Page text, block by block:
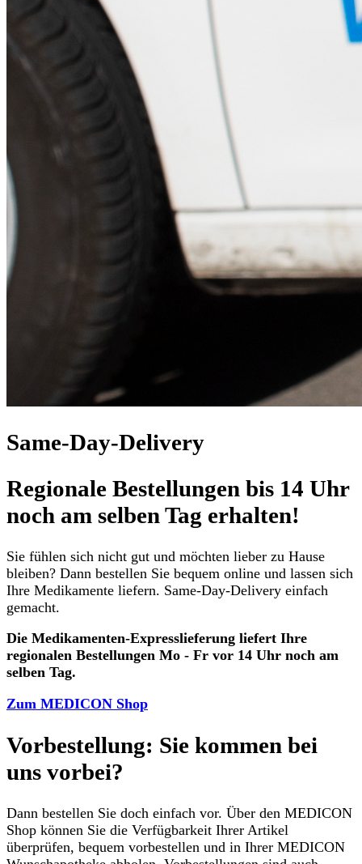
Same-Day-Delivery
Regionale Bestellungen bis 14 Uhr
noch am selben Tag erhalten!
Sie fühlen sich nicht gut und möchten lieber zu Hause
bleiben? Dann bestellen Sie bequem online und lassen sich
Ihre Medikamente liefern. Same-Day-Delivery einfach
gemacht.
Die Medikamenten-Expresslieferung liefert Ihre
regionalen Bestellungen Mo - Fr vor 14 Uhr noch am
selben Tag.
Zum MEDICON Shop
Vorbestellung: Sie kommen bei
uns vorbei?
Dann bestellen Sie doch einfach vor. Über den MEDICON
Shop können Sie die Verfügbarkeit Ihrer Artikel
überprüfen, bequem vorbestellen und in Ihrer MEDICON